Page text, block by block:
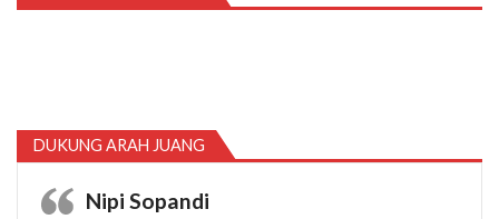
DUKUNG ARAH JUANG
Nipi Sopandi